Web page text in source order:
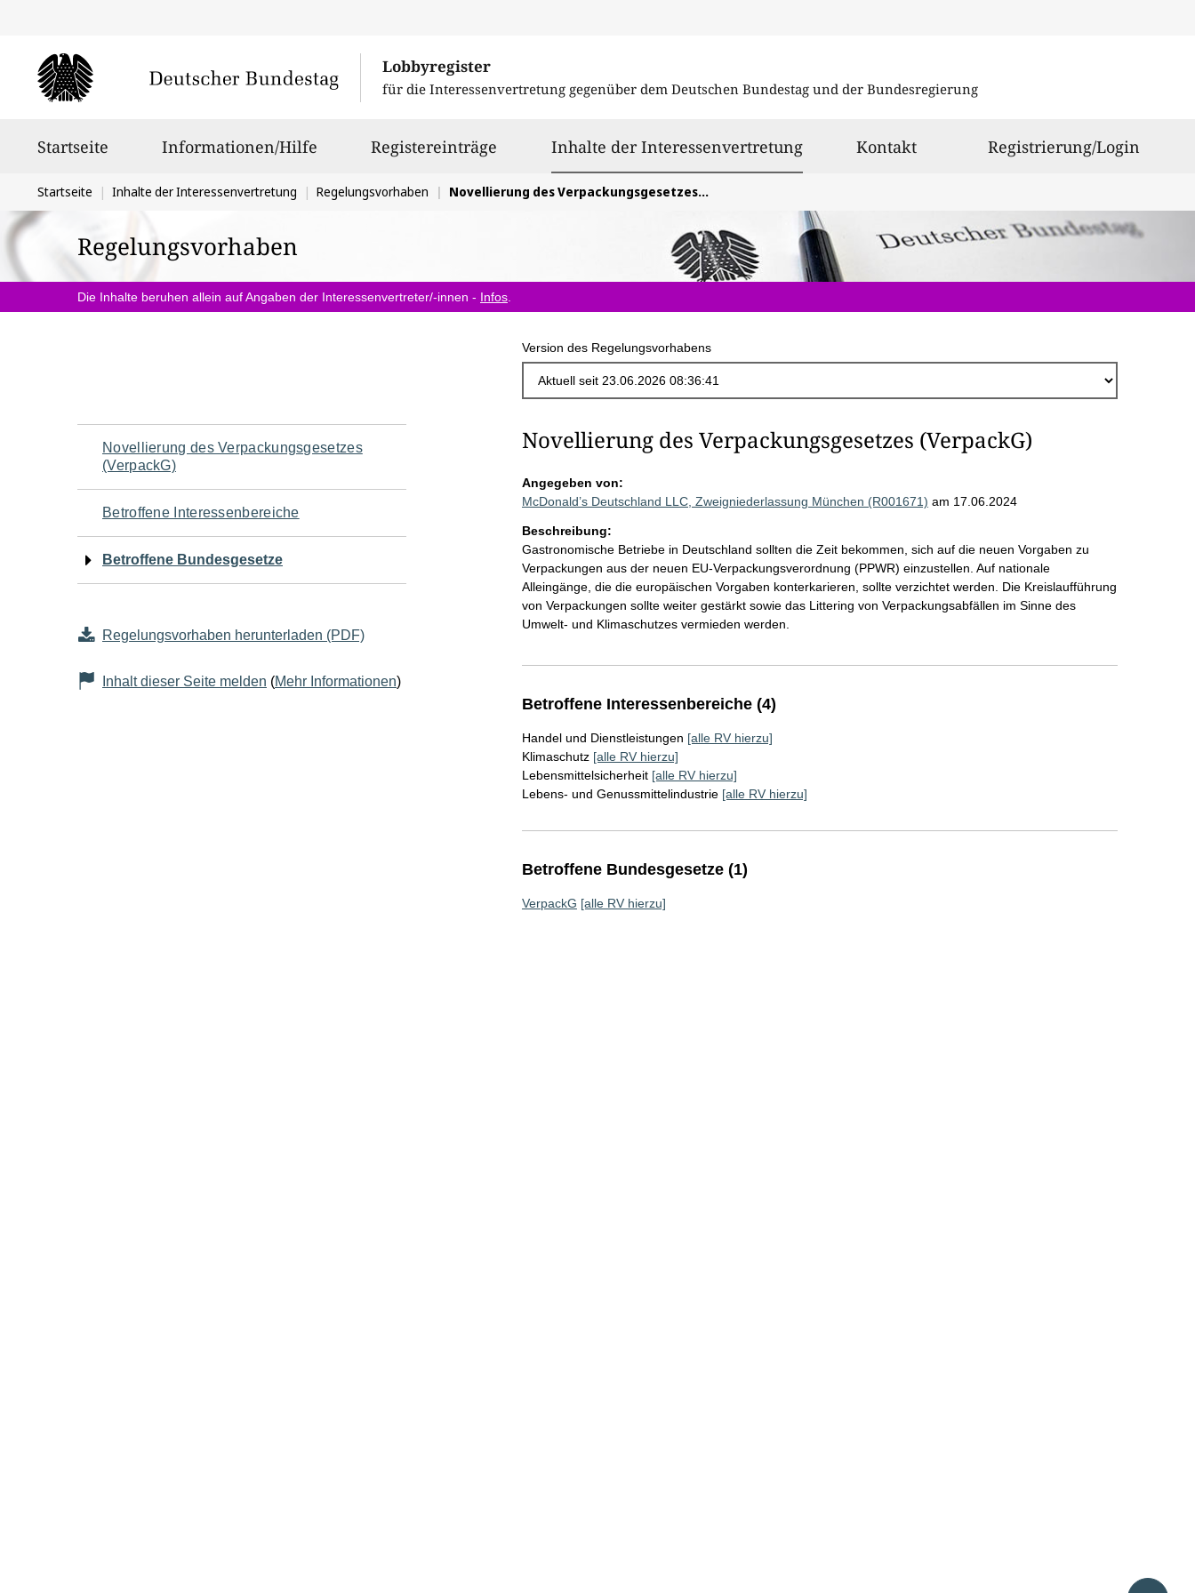
Lobbyregister
für die Interessenvertretung gegenüber dem Deutschen Bundestag und der Bundesregierung
Startseite Informationen/Hilfe Registereinträge Inhalte der Interessenvertretungausgewählt
Kontakt Registrierung/Login
Sie
befinden
sich
hier:
Startseite Inhalte der Interessenvertretung Regelungsvorhaben Novellierung des Verpackungsgesetzes (VerpackG)
Regelungsvorhaben
Die Inhalte beruhen allein auf Angaben der Interessenvertreter/-innen - Infos
Version des Regelungsvorhabens
Navigation
für
den
Seiteninhalt
Novellierung des Verpackungsgesetzes
(VerpackG)
Betroffene Interessenbereiche
Betroffene Bundesgesetze
Regelungsvorhaben herunterladen (PDF)
Inhalt dieser Seite melden (Mehr Informationen)
Novellierung des Verpackungsgesetzes (VerpackG)
Angegeben von:
McDonald’s Deutschland LLC, Zweigniederlassung München (R001671) am 17.06.2024
Beschreibung:
Gastronomische Betriebe in Deutschland sollten die Zeit bekommen, sich auf die neuen Vorgaben zu
Verpackungen aus der neuen EU-Verpackungsverordnung (PPWR) einzustellen. Auf nationale
Alleingänge, die die europäischen Vorgaben konterkarieren, sollte verzichtet werden. Die Kreislaufführung
von Verpackungen sollte weiter gestärkt sowie das Littering von Verpackungsabfällen im Sinne des
Umwelt- und Klimaschutzes vermieden werden.
Betroffene Interessenbereiche (4)
Handel und Dienstleistungen [alle RV hierzu]
Klimaschutz [alle RV hierzu]
Lebensmittelsicherheit [alle RV hierzu]
Lebens- und Genussmittelindustrie [alle RV hierzu]
Betroffene Bundesgesetze (1)
VerpackG [alle RV hierzu]